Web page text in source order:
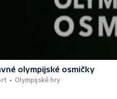
olympijské osmičky
Olympijské hry